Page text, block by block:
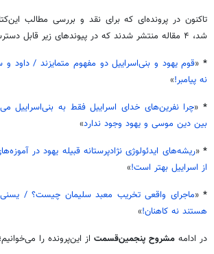
تاکنون در پرونده‌ای که برای نقد و بررسی مطالب
شد، ۴ مقاله منتشر شدند که در پیوندهای زیر قابل دسترسی و مطالعه‌اند؛
*
«قوم یهود و بنی‌اسراییل دو مفهوم متمایزند / داود و
نه پیامبر!»
*
«چرا نفرین‌های خدای اسراییل فقط به بنی‌اسراییل
بین دین موسی و یهود وجود ندارد»
*
«ریشه‌های ایدئولوژی نژادپرستانه قبیله یهود در
از اسراییل بهتر است!»
*
«ماجرای واقعی تخریب معبد سلیمان چیست؟ /
هستند نه کاهنان!»
در ادامه مشروح پنجمین‌قسمت از این‌پرونده را می‌خوانیم؛